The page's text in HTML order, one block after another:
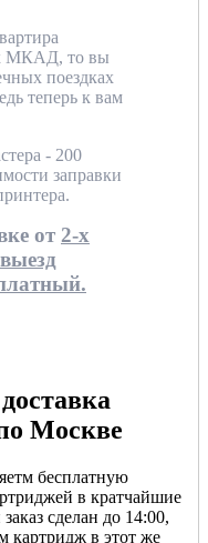
МКАД, то вы
поездках
теперь к вам
- 200
заправки
от 2-х
Москве
бесплатную
в кратчайшие
сделан до 14:00,
картридж в этот же